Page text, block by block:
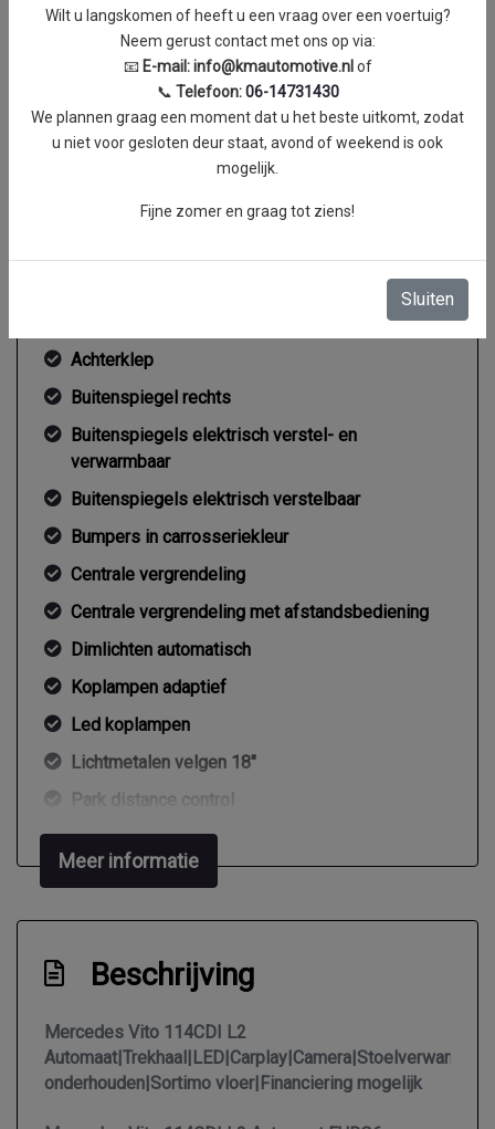
Cilinderinhoud
2143 cc
Vermogen
100 kW / 136 PK
184 km/h
Acceleratie (0-100 km/h)
12.8 seconden
Koppel
0 Nm
Achterklep
Buitenspiegel rechts
Buitenspiegels elektrisch verstel- en
verwarmbaar
Buitenspiegels elektrisch verstelbaar
Bumpers in carrosseriekleur
Centrale vergrendeling
Centrale vergrendeling met afstandsbediening
Dimlichten automatisch
Koplampen adaptief
Led koplampen
Lichtmetalen velgen 18"
Park distance control
Parkeer assistent
Sportvelgen
Zijschuifdeur rechts
Interieur
2 zitplaatsen rechtsvoor
Airco
Meer informatie
Beschrijving
Mercedes Vito 114CDI L2
onderhouden|Sortimo vloer|Financiering mogelijk
Wilt u langskomen of heeft u een vraag over een voertuig?
Neem gerust contact met ons op via:
📧 E-mail:info@kmautomotive.nlof
📞 Telefoon:06-14731430
We plannen graag een moment dat u het beste uitkomt, zodat
u niet voor gesloten deur staat, avond of weekend is ook
mogelijk.
Fijne zomer en graag tot ziens!
Sluiten